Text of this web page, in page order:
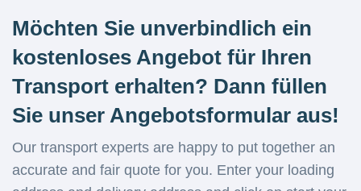
Möchten Sie unverbindlich ein
kostenloses Angebot für Ihren
Transport erhalten? Dann füllen
Sie unser Angebotsformular aus!
Our transport experts are happy to put together an
accurate and fair quote for you. Enter your loading